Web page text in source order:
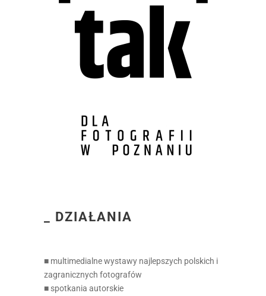
_ DZIAŁANIA
■ multimedialne wystawy najlepszych polskich i
zagranicznych fotografów
■ spotkania autorskie